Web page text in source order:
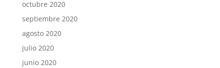
octubre 2020
septiembre 2020
agosto 2020
julio 2020
junio 2020